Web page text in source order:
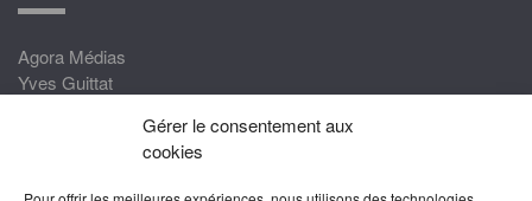
Gérer le consentement aux
cookies
Agora Médias
Yves Guittat
Devenez correspondant